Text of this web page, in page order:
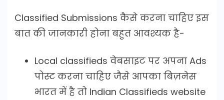
Classified Submissions कैसे करना चाहिए इस
बात की जानकारी होना बहुत आवश्यक है-
Local classifieds वेबसाइट पर अपना Ads
पोस्ट करना चाहिए जैसे आपका बिज़नेस
भारत में है तो Indian Classifieds website